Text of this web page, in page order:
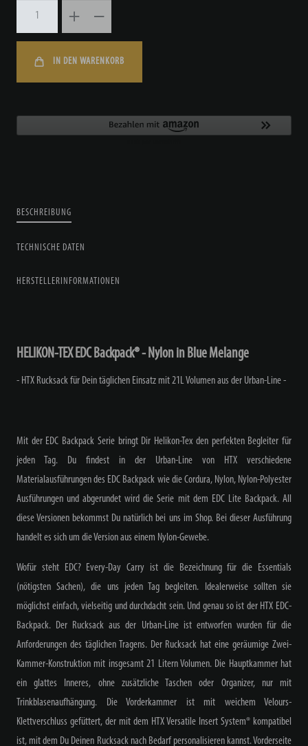
IN DEN WARENKORB
BESCHREIBUNG
TECHNISCHE DATEN
HERSTELLERINFORMATIONEN
HELIKON-TEX EDC Backpack® - Nylon in Blue Melange
- HTX Rucksack für Dein täglichen Einsatz mit 21L Volumen aus der Urban-Line -
Mit der EDC Backpack Serie bringt Dir Helikon-Tex den perfekten Begleiter für
jeden Tag. Du findest in der Urban-Line von HTX verschiedene
Materialausführungen des EDC Backpack wie die Cordura, Nylon, Nylon-Polyester
Ausführungen und abgerundet wird die Serie mit dem EDC Lite Backpack. All
diese Versionen bekommst Du natürlich bei uns im Shop. Bei dieser Ausführung
handelt es sich um die Version aus einem Nylon-Gewebe.
Wofür steht EDC? Every-Day Carry ist die Bezeichnung für die Essentials
(nötigsten Sachen), die uns jeden Tag begleiten. Idealerweise sollten sie
möglichst einfach, vielseitig und durchdacht sein. Und genau so ist der HTX EDC-
Backpack. Der Rucksack aus der Urban-Line ist entworfen wurden für die
Anforderungen des täglichen Tragens. Der Rucksack hat eine geräumige Zwei-
Kammer-Konstruktion mit insgesamt 21 Litern Volumen. Die Hauptkammer hat
ein glattes Inneres, ohne zusätzliche Taschen oder Organizer, nur mit
Trinkblasenaufhängung. Die Vorderkammer ist mit weichem Velours-
Klettverschluss gefüttert, der mit dem HTX Versatile Insert System® kompatibel
ist, mit dem Du Deinen Rucksack nach Bedarf personalisieren kannst. Vorderseite